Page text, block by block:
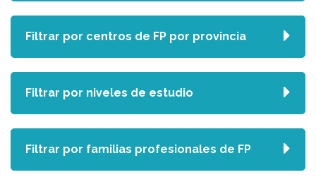
Filtrar por centros de FP por provincia
Filtrar por niveles de estudio
Filtrar por familias profesionales de FP